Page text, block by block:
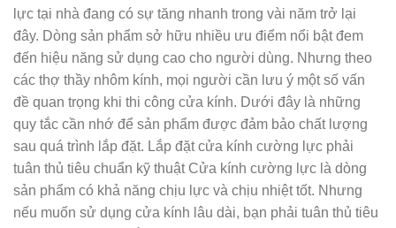
lực tại nhà đang có sự tăng nhanh trong vài năm trở lại
đây. Dòng sản phẩm sở hữu nhiều ưu điểm nổi bật đem
đến hiệu năng sử dụng cao cho người dùng. Nhưng theo
các thợ thầy nhôm kính, mọi người cần lưu ý một số vấn
đề quan trọng khi thi công cửa kính. Dưới đây là những
quy tắc cần nhớ để sản phẩm được đảm bảo chất lượng
sau quá trình lắp đặt. Lắp đặt cửa kính cường lực phải
tuân thủ tiêu chuẩn kỹ thuật Cửa kính cường lực là dòng
sản phẩm có khả năng chịu lực và chịu nhiệt tốt. Nhưng
nếu muốn sử dụng cửa kính lâu dài, bạn phải tuân thủ tiêu